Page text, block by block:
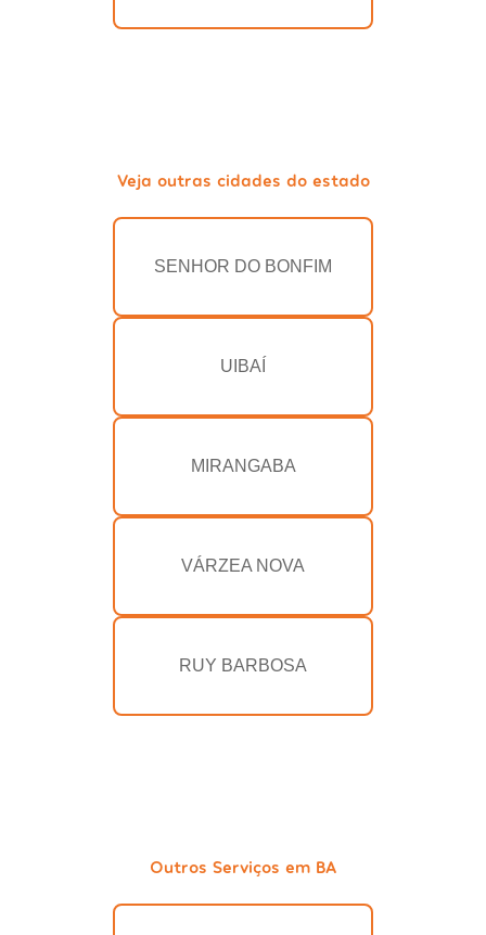
Veja outras cidades do estado
SENHOR DO BONFIM
UIBAÍ
MIRANGABA
VÁRZEA NOVA
RUY BARBOSA
Outros Serviços em BA